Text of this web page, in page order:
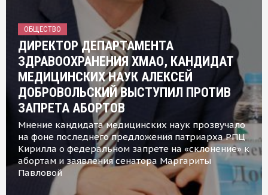
ОБЩЕСТВО
ДИРЕКТОР ДЕПАРТАМЕНТА
ЗДРАВООХРАНЕНИЯ ХМАО, КАНДИДАТ
МЕДИЦИНСКИХ НАУК АЛЕКСЕЙ
ДОБРОВОЛЬСКИЙ ВЫСТУПИЛ ПРОТИВ
ЗАПРЕТА АБОРТОВ
Мнение кандидата медицинских наук прозвучало
на фоне последнего предложения патриарха РПЦ
Кирилла о федеральном запрете на «склонение» к
абортам и заявления сенатора Маргариты
Павловой